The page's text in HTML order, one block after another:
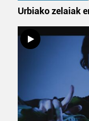
Urbiako zelaiak